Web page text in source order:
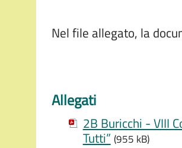
Nel file allegato, la
Allegati
2B Buricchi - VIII
Tutti” (955 kB)